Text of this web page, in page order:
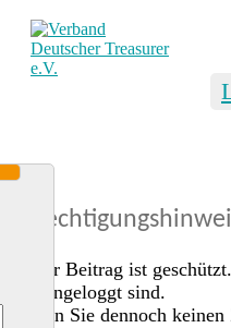
Dieser Beitrag ist
Sie eingeloggt sind.
Sollten Sie dennoch